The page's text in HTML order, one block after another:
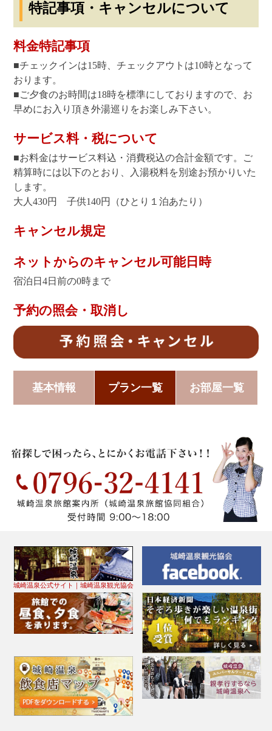
特記事項・キャンセルについて
料金特記事項
■チェックインは15時、チェックアウトは10時となって
おります。
■ご夕食のお時間は18時を標準にしておりますので、お
早めにお入り頂き外湯巡りをお楽しみ下さい。
サービス料・税について
■お料金はサービス料込・消費税込の合計金額です。ご
精算時には以下のとおり、入湯税料を別途お預かりいた
します。
大人430円 子供140円（ひとり１泊あたり）
キャンセル規定
ネットからのキャンセル可能日時
宿泊日4日前の0時まで
予約の照会・取消し
基本情報 プラン一覧 お部屋一覧
城崎温泉公式サイト｜城崎温泉観光協会